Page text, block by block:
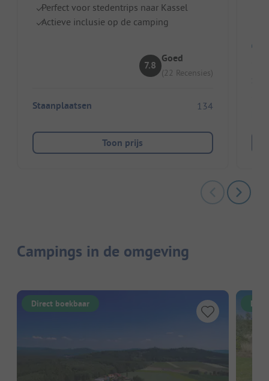
Perfect voor stedentrips naar Kassel
Actieve inclusie op de camping
7.8
Goed
(22 Recensies)
Staanplaatsen 134
Toon prijs
Campings in de omgeving
Direct boekbaar